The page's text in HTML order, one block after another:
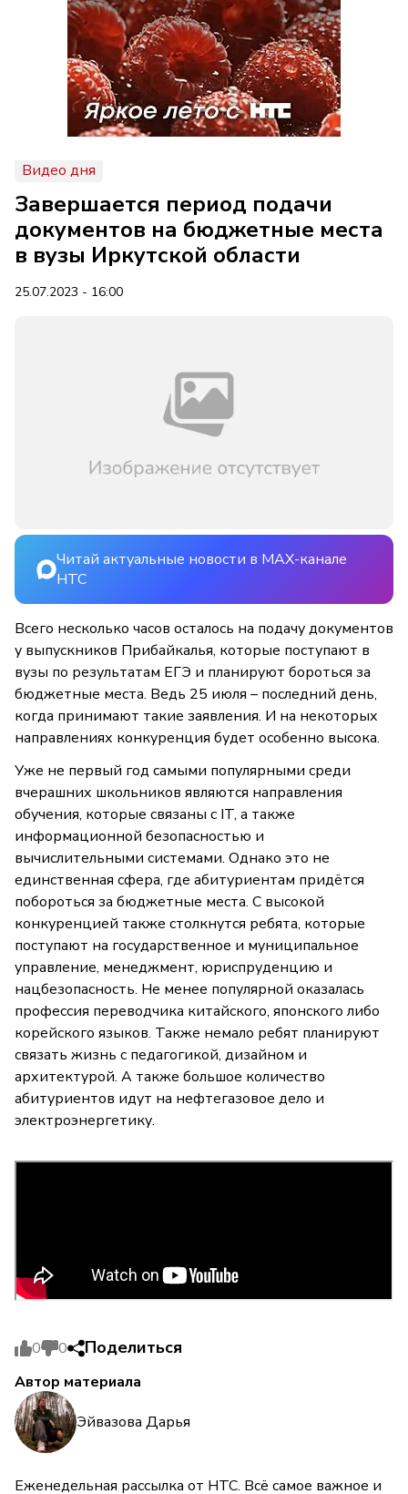
Видео дня
Завершается период подачи
документов на бюджетные места
в вузы Иркутской области
25.07.2023 - 16:00
Читай актуальные новости в MAX-канале
НТС
Всего несколько часов осталось на подачу документов
у выпускников Прибайкалья, которые поступают в
вузы по результатам ЕГЭ и планируют бороться за
бюджетные места. Ведь 25 июля – последний день,
когда принимают такие заявления. И на некоторых
направлениях конкуренция будет особенно высока.
Уже не первый год самыми популярными среди
вчерашних школьников являются направления
обучения, которые связаны с IT, а также
информационной безопасностью и
вычислительными системами. Однако это не
единственная сфера, где абитуриентам придётся
побороться за бюджетные места. С высокой
конкуренцией также столкнутся ребята, которые
поступают на государственное и муниципальное
управление, менеджмент, юриспруденцию и
нацбезопасность. Не менее популярной оказалась
профессия переводчика китайского, японского либо
корейского языков. Также немало ребят планируют
связать жизнь с педагогикой, дизайном и
архитектурой. А также большое количество
абитуриентов идут на нефтегазовое дело и
электроэнергетику.
0 0 Поделиться
Автор материала
Эйвазова Дарья
Еженедельная рассылка от НТС. Всё самое важное и